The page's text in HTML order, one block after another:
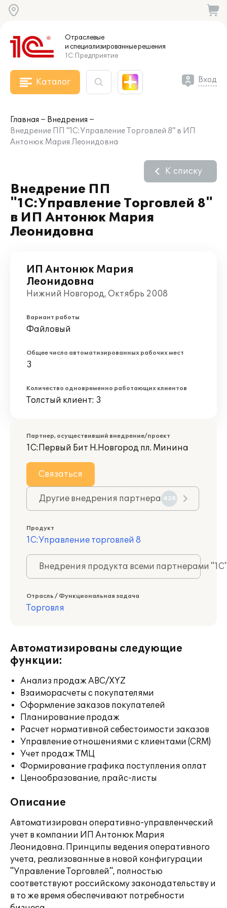
Отраслевые
и специализированныерешения
1С:Предприятие
Каталог Вход
Главная
Внедрения
Внедрение ПП "1С:Управление Торговлей 8" в ИП
Антонюк Мария Леонидовна
Внедрение ПП
"1С:Управление Торговлей 8"
в ИП Антонюк Мария
Леонидовна
К списку
ИП Антонюк Мария
Леонидовна
Нижний Новгород, Октябрь 2008
Вариант работы
Файловый
Общее число автоматизированных рабочих мест
3
Количество одновременно работающих клиентов
Толстый клиент: 3
Партнер, осуществивший внедрение/проект
1С:Первый Бит Н.Новгород пл. Минина
Связаться
Другие внедрения партнера 428
Продукт
1С:Управление торговлей 8
Внедрения продукта всеми партнерами
Отрасль / Функциональная задача
Торговля
Автоматизированы следующие
функции:
Анализ продаж ABC/XYZ
Взаиморасчеты с покупателями
Оформление заказов покупателей
Планирование продаж
Расчет нормативной себестоимости заказов
Управление отношениями с клиентами (CRM)
Учет продаж ТМЦ
Формирование графика поступления оплат
Ценообразование, прайс-листы
Описание
Автоматизирован оперативно-управленческий
учет в компании ИП Антонюк Мария
Леонидовна. Принципы ведения оперативного
учета, реализованные в новой конфигурации
"Управление Торговлей", полностью
соответствуют российскому законодательству и
в то же время обеспечивают потребности